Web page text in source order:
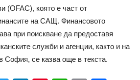
(OFAC), която е част от
на САЩ. Финансовото
при поискване да предоставя
служби и агенции, както и на
София, се казва още в текста.